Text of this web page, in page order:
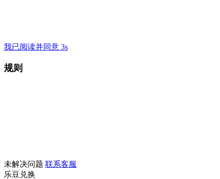
我已阅读并同意 3s
规则
未解决问题 联系客服
乐豆兑换